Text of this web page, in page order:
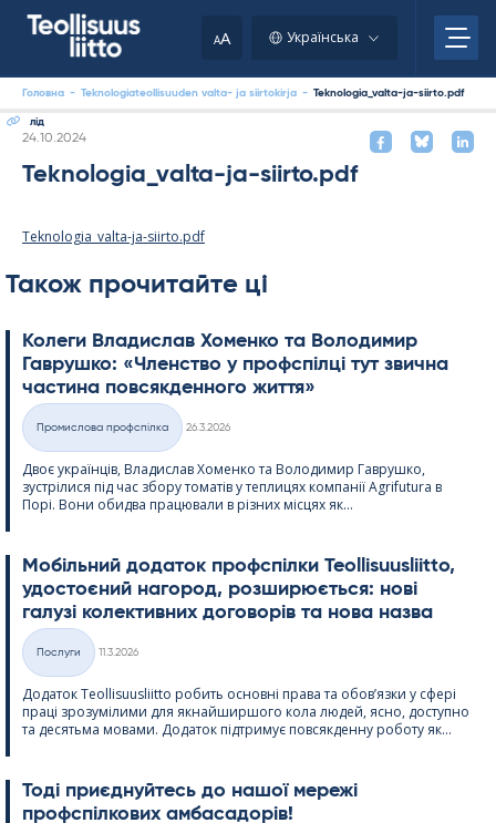
AA Українська
Головна - Teknologiateollisuuden valta- ja siirtokirja - Teknologia_valta-ja-siirto.pdf
лід
Kirjoitettu
24.10.2024
Teknologia_valta-ja-siirto.pdf
Teknologia_valta-ja-siirto.pdf
Також прочитайте ці
Колеги Владислав Хоменко та Володимир
Гаврушко: «Членство у профспілці тут звична
частина повсякденного життя»
Категорії
Промислова профспілка
26.3.2026
Двоє українців, Владислав Хоменко та Володимир Гаврушко,
зустрілися під час збору томатів у теплицях компанії Agri­fu­tura в
Порі. Вони обидва працювали в різних місцях як...
Мобільний додаток профспілки Teol­li­suus­liitto,
удостоєний нагород, розширюється: нові
галузі колективних договорів та нова назва
Категорії
Послуги
11.3.2026
Додаток Teol­li­suus­liitto робить основні права та обов’язки у сфері
праці зрозумілими для якнайширшого кола людей, ясно, доступно
та десятьма мовами. Додаток підтримує повсякденну роботу як...
Тоді приєднуйтесь до нашої мережі
профспілкових амбасадорів!